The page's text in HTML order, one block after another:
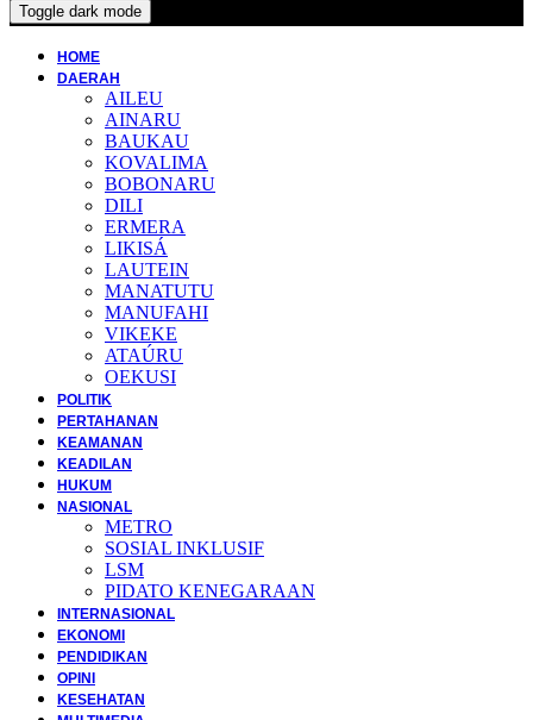
Toggle dark mode
HOME
DAERAH
AILEU
AINARU
BAUKAU
KOVALIMA
BOBONARU
DILI
ERMERA
LIKISÁ
LAUTEIN
MANATUTU
MANUFAHI
VIKEKE
ATAÚRU
OEKUSI
POLITIK
PERTAHANAN
KEAMANAN
KEADILAN
HUKUM
NASIONAL
METRO
SOSIAL INKLUSIF
LSM
PIDATO KENEGARAAN
INTERNASIONAL
EKONOMI
PENDIDIKAN
OPINI
KESEHATAN